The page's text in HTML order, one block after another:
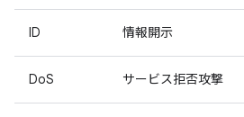
ID 情報開示
DoS サービス拒否攻撃